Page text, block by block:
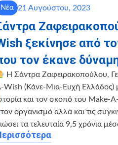
Νέα 21 Αυγούστου, 2023
ξεκίνησε από
τον έκανε
Η Σάντρα Ζαφειρακοπούλου,
Wish (Κάνε-Μια-Ευχή Ελλάδος)
και τον σκοπό του Make-
οργανισμό αλλά και τις
τα τελευταία 9,5 χρόνια